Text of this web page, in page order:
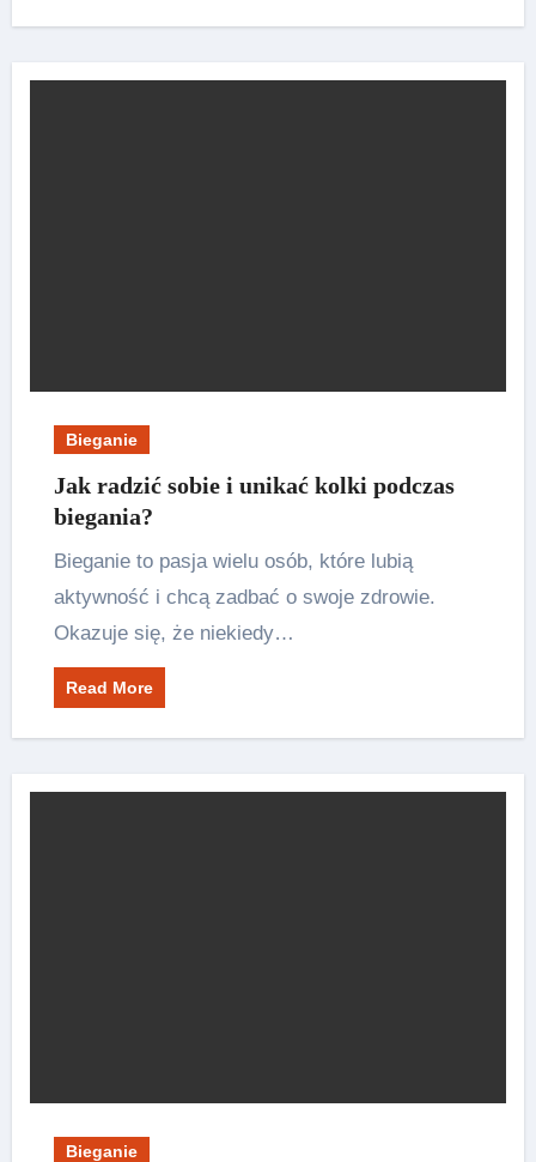
Bieganie
Jak radzić sobie i unikać kolki podczas
biegania?
Bieganie to pasja wielu osób, które lubią
aktywność i chcą zadbać o swoje zdrowie.
Okazuje się, że niekiedy…
Read More
Bieganie